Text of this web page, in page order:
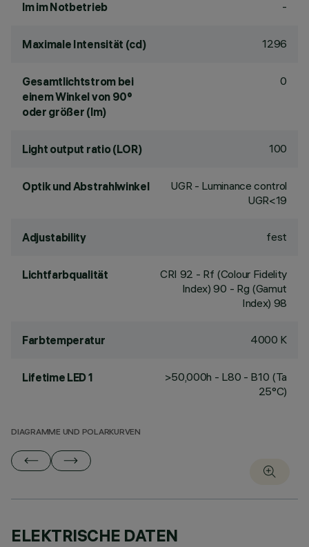
lm im Notbetrieb -
Maximale Intensität (cd) 1296
Gesamtlichtstrom bei
einem Winkel von 90°
oder größer (lm)
0
Light output ratio (LOR) 100
Optik und Abstrahlwinkel
UGR - Luminance control
UGR<19
Adjustability fest
Lichtfarbqualität CRI 92 - Rf (Colour Fidelity
Index) 90 - Rg (Gamut
Index) 98
Farbtemperatur 4000 K
Lifetime LED 1
>50,000h - L80 - B10 (Ta
25°C)
DIAGRAMME UND POLARKURVEN
ELEKTRISCHE DATEN